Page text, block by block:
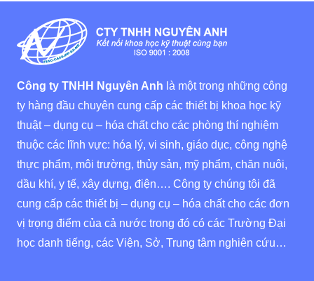
Công ty TNHH Nguyên Anh là một trong những công
ty hàng đầu chuyên cung cấp các thiết bị khoa học kỹ
thuật – dụng cụ – hóa chất cho các phòng thí nghiệm
thuộc các lĩnh vực: hóa lý, vi sinh, giáo dục, công nghệ
thực phẩm, môi trường, thủy sản, mỹ phẩm, chăn nuôi,
dầu khí, y tế, xây dựng, điện…. Công ty chúng tôi đã
cung cấp các thiết bị – dụng cụ – hóa chất cho các đơn
vị trọng điểm của cả nước trong đó có các Trường Đại
học danh tiếng, các Viện, Sở, Trung tâm nghiên cứu…